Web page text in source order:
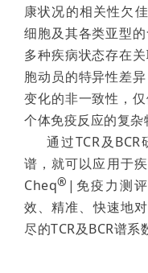
康状况的相关性欠
细胞及其各类亚型
多种疾病状态存在
胞动员的特异性差
变化的非一致性，
个体免疫反应的复杂
通过TCR及
谱，就可以应用于
Cheq® |免疫力测
效、精准、快速地
尽的TCR及BCR谱系